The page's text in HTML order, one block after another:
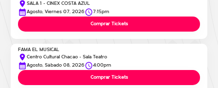
SALA 1 - CINEX COSTA AZUL
Agosto, Viernes 07, 2026
7:15pm
Comprar Tickets
FAMA EL MUSICAL
Centro Cultural Chacao - Sala Teatro
Agosto, Sábado 08, 2026
4:00pm
Comprar Tickets